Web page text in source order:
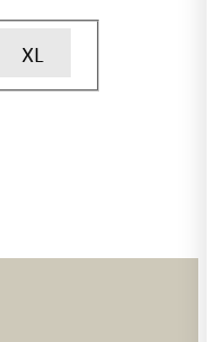
XL